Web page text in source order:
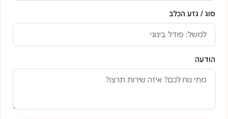
סוג / גזע הכלב
הודעה